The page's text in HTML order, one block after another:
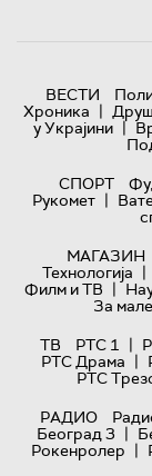
ВЕСТИ
Хроника |
у Украјини |
СПОРТ
Рукомет |
МАГАЗИН
Технологијa |
Филм и ТВ |
За
ТВ
РТС 1 |
РТС Драма |
РТС
РАДИО
Београд 3 |
Рокенролер |